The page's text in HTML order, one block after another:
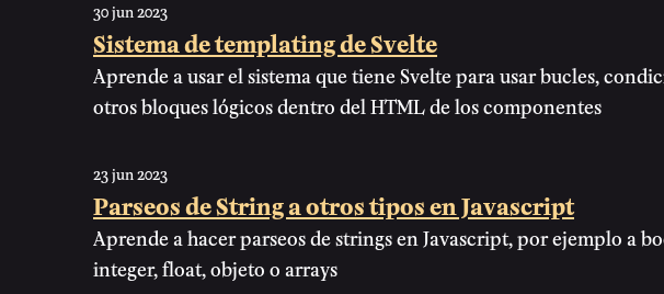
30 jun 2023
Sistema de templating de Svelte
Aprende a usar el sistema que tiene Svelte para usar bucles,
otros bloques lógicos dentro del HTML de los componentes
23 jun 2023
Parseos de String a otros tipos en Javascript
Aprende a hacer parseos de strings en Javascript, por ejemplo a
integer, float, objeto o arrays